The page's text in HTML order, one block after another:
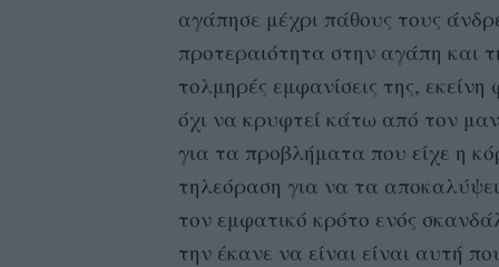
αγάπησε μέχρι πάθους τους
προτεραιότητα στην αγάπη και
τολμηρές εμφανίσεις της,
όχι να κρυφτεί κάτω από τον
για τα προβλήματα που είχε η
τηλεόραση για να τα
τον εμφατικό κρότο ενός
την έκανε να είναι είναι αυτή